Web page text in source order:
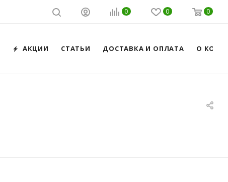
0 0 0
АКЦИИ СТАТЬИ ДОСТАВКА И ОПЛАТА О